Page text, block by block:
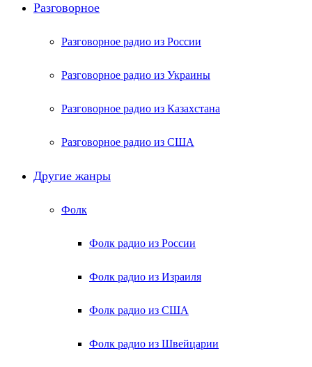
Разговорное
Разговорное радио из России
Разговорное радио из Украины
Разговорное радио из Казахстана
Разговорное радио из США
Другие жанры
Фолк
Фолк радио из России
Фолк радио из Израиля
Фолк радио из США
Фолк радио из Швейцарии